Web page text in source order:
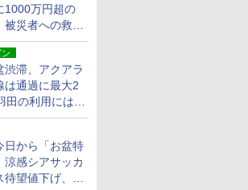
1000万円超の
災者への救援
援
渋滞、アクアラ
は通過に最大2
田の利用には
」の利用検討を
日から「お盆特
涼感シアサッカ
望値下げ、撥